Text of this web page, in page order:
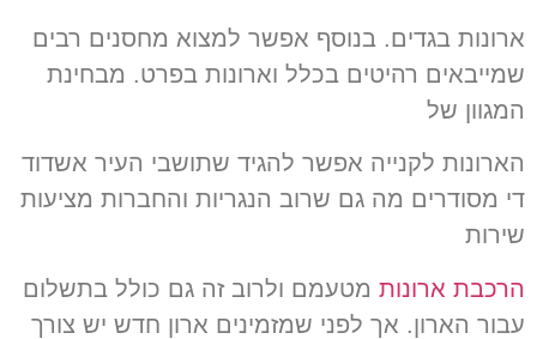
ארונות בגדים. בנוסף אפשר למצוא מחסנים רבים
שמייבאים רהיטים בכלל וארונות בפרט. מבחינת
המגוון של
הארונות לקנייה אפשר להגיד שתושבי העיר אשדוד
די מסודרים מה גם שרוב הנגריות והחברות מציעות
שירות
הרכבת ארונות מטעמם ולרוב זה גם כולל בתשלום
עבור הארון. אך לפני שמזמינים ארון חדש יש צורך